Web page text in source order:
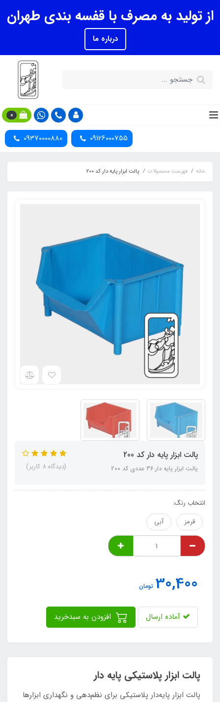
از تولید به مصرف با قفسه بندی طهران
درباره ما
0
09126000755
09370000880
خانه فهرست محصولات پالت ابزار پایه دار کد 200
پالت ابزار پایه دار کد 200
پالت ابزار پایه دار 36 عددی کد 200 (دیدگاه 8 کاربر)
انتخاب رنگ:
قرمز
آبی
30,400تومان
آماده ارسال افزودن به سبدخرید
پالت ابزار پلاستیکی پایه دار
پالت ابزار پایه‌دار پلاستیکی برای نظم‌دهی و نگهداری ابزارها